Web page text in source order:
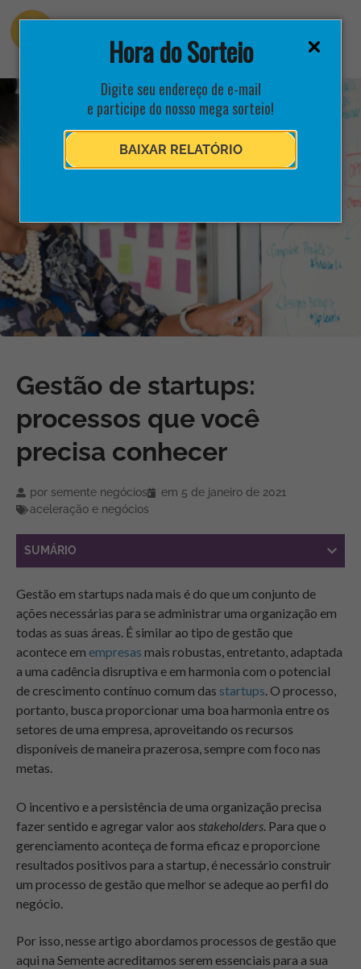
Hora do Sorteio
Digite seu endereço de e-mail
e participe do nosso mega sorteio!
BAIXAR RELATÓRIO
Gestão de startups:
processos que você
precisa conhecer
por semente negócios em 5 de janeiro de 2021
aceleração e negócios
SUMÁRIO
Gestão em startups nada mais é do que um conjunto de
ações necessárias para se administrar uma organização em
todas as suas áreas. É similar ao tipo de gestão que
acontece em empresas mais robustas, entretanto, adaptada
a uma cadência disruptiva e em harmonia com o potencial
de crescimento contínuo comum das startups. O processo,
portanto, busca proporcionar uma boa harmonia entre os
setores de uma empresa, aproveitando os recursos
disponíveis de maneira prazerosa, sempre com foco nas
metas.
O incentivo e a persistência de uma organização precisa
fazer sentido e agregar valor aos stakeholders. Para que o
gerenciamento aconteça de forma eficaz e proporcione
resultados positivos para a startup, é necessário construir
um processo de gestão que melhor se adeque ao perfil do
negócio.
Por isso, nesse artigo abordamos processos de gestão que
aqui na Semente acreditamos serem essenciais para a sua